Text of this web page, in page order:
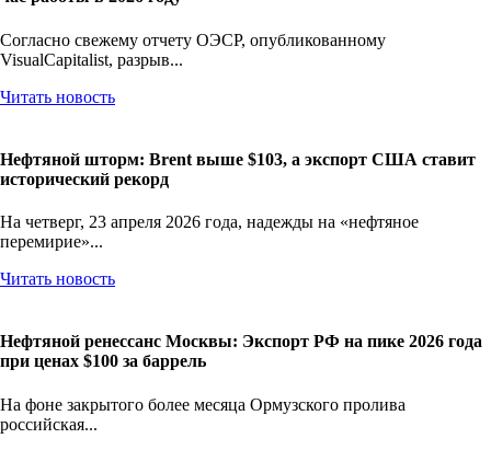
Согласно свежему отчету ОЭСР, опубликованному
VisualCapitalist, разрыв...
Читать новость
Нефтяной шторм: Brent выше $103, а экспорт США ставит
исторический рекорд
На четверг, 23 апреля 2026 года, надежды на «нефтяное
перемирие»...
Читать новость
Нефтяной ренессанс Москвы: Экспорт РФ на пике 2026 года
при ценах $100 за баррель
На фоне закрытого более месяца Ормузского пролива
российская...